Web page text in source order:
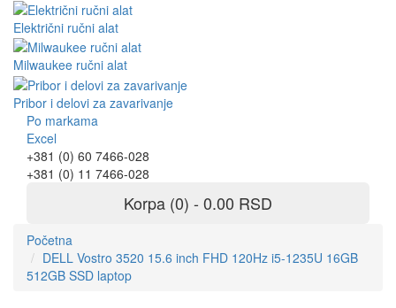
Električni ručni alat
Milwaukee ručni alat
Pribor i delovi za zavarivanje
Po markama
Excel
+381 (0) 60 7466-028
+381 (0) 11 7466-028
Korpa (0) - 0.00 RSD
Početna
DELL Vostro 3520 15.6 inch FHD 120Hz i5-1235U 16GB
512GB SSD laptop